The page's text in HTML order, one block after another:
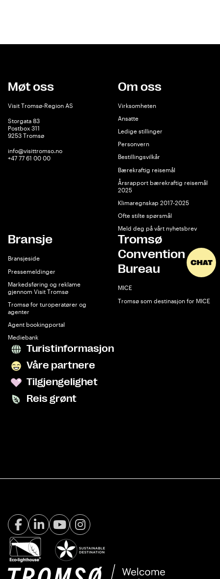
Møt oss
Visit Tromsø-Region AS
Storgata 83
Postbox 311
9253 Tromsø
info@visittromso.no
+47 77 61 00 00
Om oss
Virksomheten
Ansatte
Ledige stillinger
Personvern
Bestillingsvilkår
Bærekraftig reisemål
Årsrapport bærekraftig reisemål
2025
Klimaregnskap 2017-2025
Ofte stilte spørsmål
Meld deg på vårt nyhetsbrev
Bransje
Bransjeside
Pressemeldinger
Markedsføring og reklame
gjennom Visit Tromsø
Tromsø for turoperatører og
agenter
Agent bookingportal
Mediebank
Tromsø
Convention
Bureau
MICE
Tromsø som destinasjon for MICE
Turistinformasjon
Våre partnere
Tilgjengelighet
Reis grønt
Facebook Visit Tromsø
LinkedIn
YoutubeInstagram